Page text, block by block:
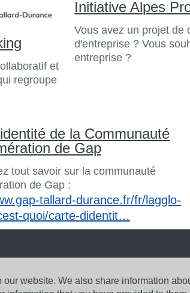
et
regroupe
Initiative Alpes
Vous avez un projet de
d'entreprise ? Vous
entreprise ?
de la Communauté
de Gap
tout savoir sur la communauté
de Gap :
tallard-durance.fr/fr/lagglo-
quoi/carte-didentit…
website. We also share information